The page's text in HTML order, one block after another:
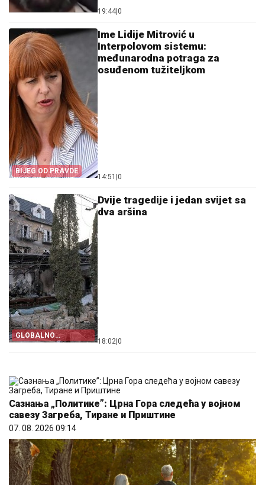
19:44 0
BIJEG OD PRAVDE
Ime Lidije Mitrović u
Interpolovom sistemu:
međunarodna potraga za
osuđenom tužiteljkom
14:51 0
GLOBALNO
LICEMJERJE
Dvije tragedije i jedan svijet sa
dva aršina
18:02 0
Сазнања „Политике”: Црна Гора следећа у војном
савезу Загреба, Тиране и Приштине
07. 08. 2026 09:14